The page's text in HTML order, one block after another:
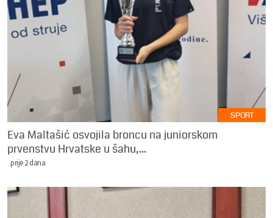
SPORT
Eva Maltašić osvojila broncu na juniorskom
prvenstvu Hrvatske u šahu,...
prije 2 dana